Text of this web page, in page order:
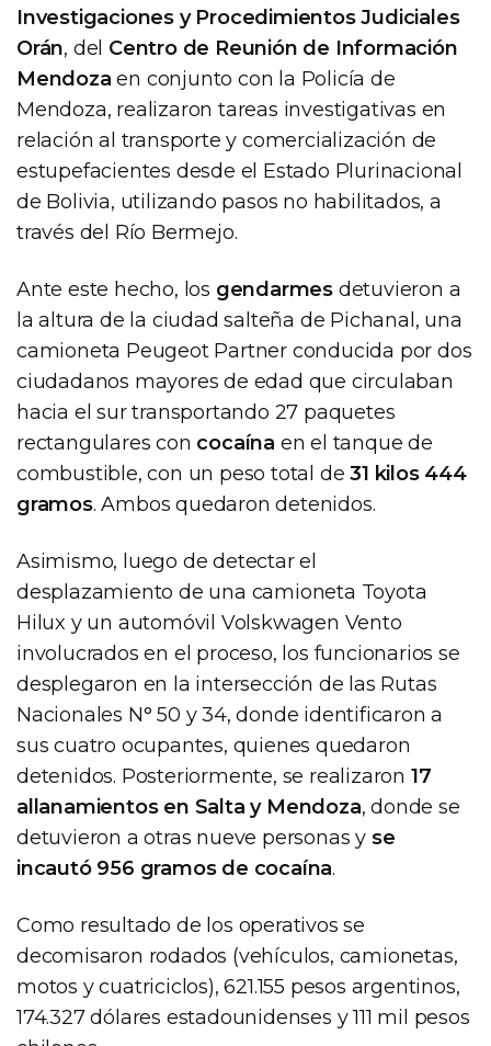
Investigaciones y Procedimientos Judiciales
Orán, del Centro de Reunión de Información
Mendoza en conjunto con la Policía de
Mendoza, realizaron tareas investigativas en
relación al transporte y comercialización de
estupefacientes desde el Estado Plurinacional
de Bolivia, utilizando pasos no habilitados, a
través del Río Bermejo.
Ante este hecho, los gendarmes detuvieron a
la altura de la ciudad salteña de Pichanal, una
camioneta Peugeot Partner conducida por dos
ciudadanos mayores de edad que circulaban
hacia el sur transportando 27 paquetes
rectangulares con cocaína en el tanque de
combustible, con un peso total de31 kilos 444
gramos. Ambos quedaron detenidos.
Asimismo, luego de detectar el
desplazamiento de una camioneta Toyota
Hilux y un automóvil Volskwagen Vento
involucrados en el proceso, los funcionarios se
desplegaron en la intersección de las Rutas
Nacionales N° 50 y 34, donde identificaron a
sus cuatro ocupantes, quienes quedaron
detenidos. Posteriormente, se realizaron 17
allanamientos en Salta y Mendoza, donde se
detuvieron a otras nueve personas y se
incautó 956 gramos de cocaína.
Como resultado de los operativos se
decomisaron rodados (vehículos, camionetas,
motos y cuatriciclos), 621.155 pesos argentinos,
174.327 dólares estadounidenses y 111 mil pesos